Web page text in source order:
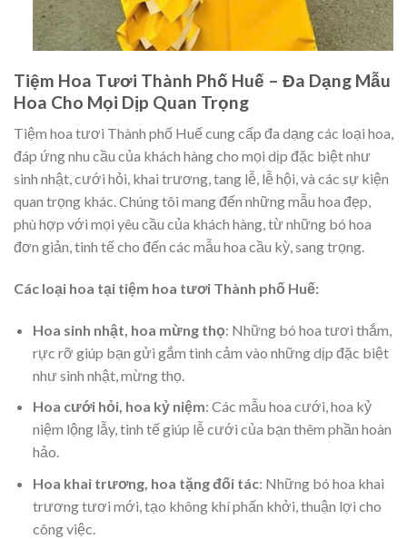
Tiệm Hoa Tươi Thành Phố Huế – Đa Dạng Mẫu
Hoa Cho Mọi Dịp Quan Trọng
Tiệm hoa tươi Thành phố Huế cung cấp đa dạng các loại hoa,
đáp ứng nhu cầu của khách hàng cho mọi dịp đặc biệt như
sinh nhật, cưới hỏi, khai trương, tang lễ, lễ hội, và các sự kiện
quan trọng khác. Chúng tôi mang đến những mẫu hoa đẹp,
phù hợp với mọi yêu cầu của khách hàng, từ những bó hoa
đơn giản, tinh tế cho đến các mẫu hoa cầu kỳ, sang trọng.
Các loại hoa tại tiệm hoa tươi Thành phố Huế:
Hoa sinh nhật, hoa mừng thọ: Những bó hoa tươi thắm,
rực rỡ giúp bạn gửi gắm tình cảm vào những dịp đặc biệt
như sinh nhật, mừng thọ.
Hoa cưới hỏi, hoa kỷ niệm: Các mẫu hoa cưới, hoa kỷ
niệm lộng lẫy, tinh tế giúp lễ cưới của bạn thêm phần hoàn
hảo.
Hoa khai trương, hoa tặng đối tác: Những bó hoa khai
trương tươi mới, tạo không khí phấn khởi, thuận lợi cho
công việc.